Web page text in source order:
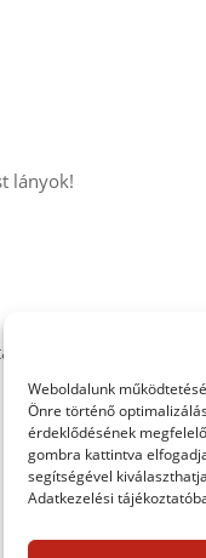
Weboldalunk
Önre történő
érdeklődésének
gombra kattintva
segítségével
Adatkezelési
lányok!
enyhén